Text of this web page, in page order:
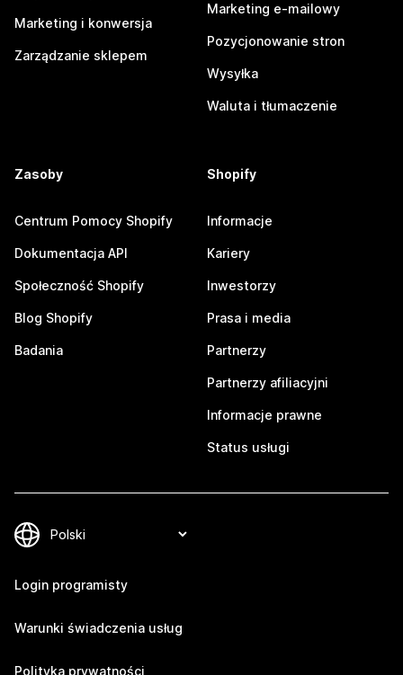
Marketing i konwersja
Zarządzanie sklepem
Marketing e-mailowy
Pozycjonowanie stron
Wysyłka
Waluta i tłumaczenie
Zasoby
Centrum Pomocy Shopify
Dokumentacja API
Społeczność Shopify
Blog Shopify
Badania
Shopify
Informacje
Kariery
Inwestorzy
Prasa i media
Partnerzy
Partnerzy afiliacyjni
Informacje prawne
Status usługi
Login programisty
Warunki świadczenia usług
Polityka prywatności